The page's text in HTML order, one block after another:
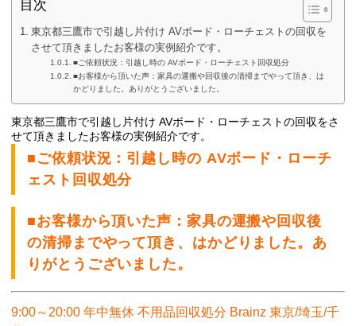
目次
東京都三鷹市で引越し片付け AVボード・ローチェストの回収を
させて頂きましたお客様の実例紹介です。
■ご依頼状況：引越し時の AVボード・ローチェスト回収処分
■お客様から頂いた声：家具の運搬や回収後の清掃までやって頂き、は
かどりました。ありがとうございました。
東京都三鷹市で引越し片付け AVボード・ローチェストの回収をさ
せて頂きましたお客様の実例紹介です。
■ご依頼状況：引越し時の AVボード・ローチ
ェスト回収処分
■お客様から頂いた声：家具の運搬や回収後
の清掃までやって頂き、はかどりました。あ
りがとうございました。
9:00～20:00 年中無休 不用品回収処分 Brainz 東京/埼玉/千